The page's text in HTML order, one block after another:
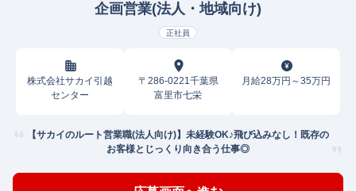
企画営業(法人・地域向け)
正社員
株式会社サカイ引越
センター
〒286-0221千葉県
富里市七栄
月給28万円～35万円
【サカイのルート営業職(法人向け)】未経験OK♪飛び込みなし！既存の
お客様とじっくり向き合う仕事◎